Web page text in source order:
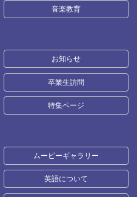
音楽教育
お知らせ
卒業生訪問
特集ページ
ムービーギャラリー
英語について